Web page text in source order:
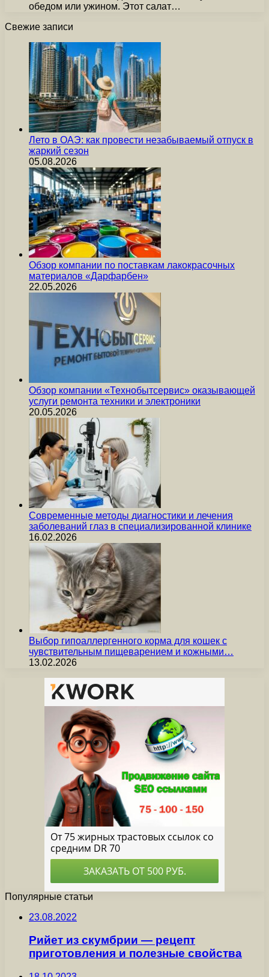
обедом или ужином. Этот салат…
Свежие записи
Лето в ОАЭ: как провести незабываемый отпуск в
жаркий сезон
05.08.2026
Обзор компании по поставкам лакокрасочных
материалов «Дарфарбен»
22.05.2026
Обзор компании «Технобытсервис» оказывающей
услуги ремонта техники и электроники
20.05.2026
Современные методы диагностики и лечения
заболеваний глаз в специализированной клинике
16.02.2026
Выбор гипоаллергенного корма для кошек с
чувствительным пищеварением и кожными…
13.02.2026
Популярные статьи
23.08.2022
Рийет из скумбрии — рецепт
приготовления и полезные свойства